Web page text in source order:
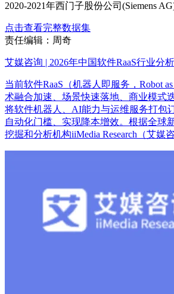
2020-2021年西门子股份公司(Siemens
点击查看完整数据集
责任编辑：周奇
艾媒咨询 | 2026年中国软件RaaS行业分
当前软件RaaS（机器人即服务，Robot
术融合加速、场景快速落地、商业模式
将软件机器人、AI能力与运维服务打包
自动化门槛、实现降本增效。根据全球
挖掘和分析机构iiMedia Research（艾媒